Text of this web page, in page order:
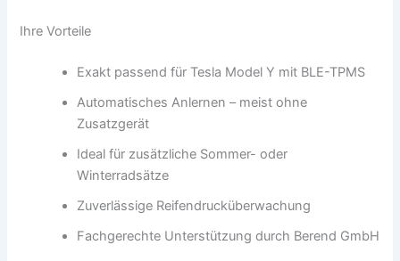
Ihre Vorteile
Exakt passend für Tesla Model Y mit BLE-TPMS
Automatisches Anlernen – meist ohne
Zusatzgerät
Ideal für zusätzliche Sommer- oder
Winterradsätze
Zuverlässige Reifendrucküberwachung
Fachgerechte Unterstützung durch Berend GmbH